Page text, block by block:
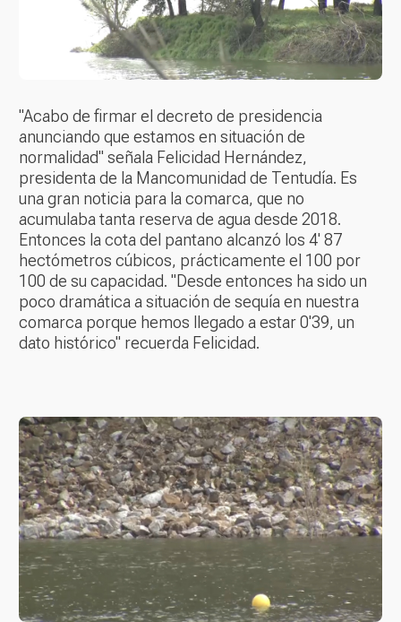
"Acabo de firmar el decreto de presidencia
anunciando que estamos en situación de
normalidad" señala Felicidad Hernández,
presidenta de la Mancomunidad de Tentudía. Es
una gran noticia para la comarca, que no
acumulaba tanta reserva de agua desde 2018.
Entonces la cota del pantano alcanzó los 4' 87
hectómetros cúbicos, prácticamente el 100 por
100 de su capacidad. "Desde entonces ha sido un
poco dramática a situación de sequía en nuestra
comarca porque hemos llegado a estar 0'39, un
dato histórico" recuerda Felicidad.